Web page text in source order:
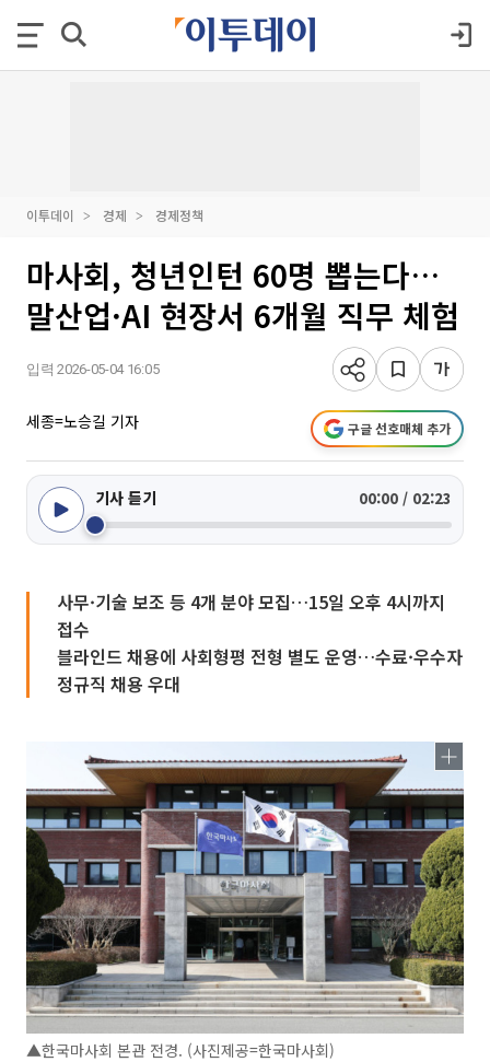
이투데이 경제 경제정책
마사회, 청년인턴 60명 뽑는다…
말산업·AI 현장서 6개월 직무 체험
입력 2026-05-04 16:05
세종=노승길 기자 구글 선호매체 추가
기사 듣기 00:00 / 02:23
사무·기술 보조 등 4개 분야 모집…15일 오후 4시까지
접수
블라인드 채용에 사회형평 전형 별도 운영…수료·우수자
정규직 채용 우대
▲한국마사회 본관 전경. (사진제공=한국마사회)